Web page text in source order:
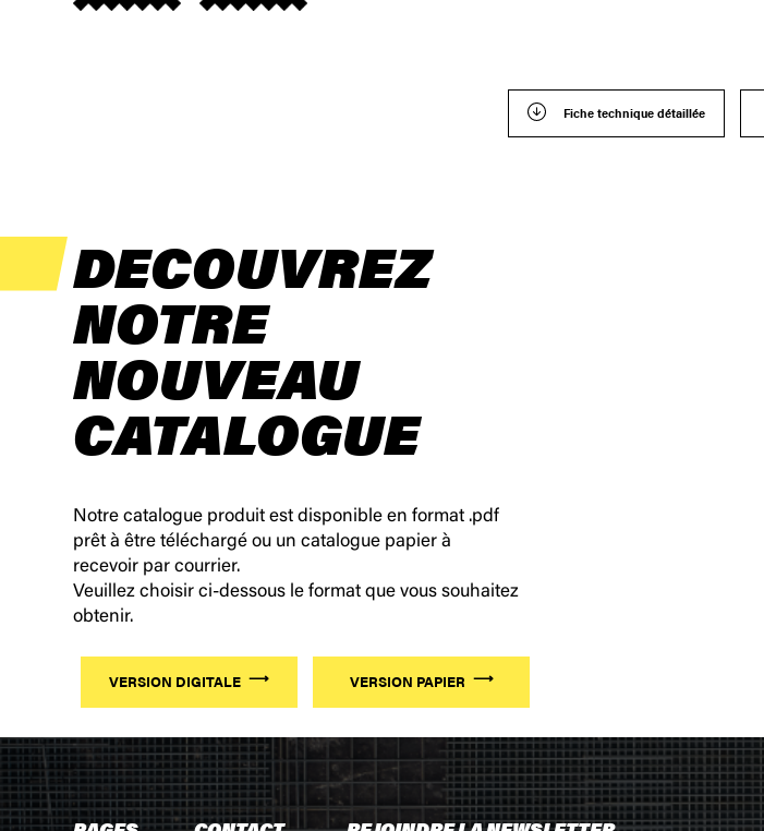
Fiche technique détaillée
DECOUVREZ
NOTRE
NOUVEAU
CATALOGUE
Notre catalogue produit est disponible en format .pdf
prêt à être téléchargé ou un catalogue papier à
recevoir par courrier.
Veuillez choisir ci-dessous le format que vous souhaitez
obtenir.
VERSION DIGITALE VERSION PAPIER